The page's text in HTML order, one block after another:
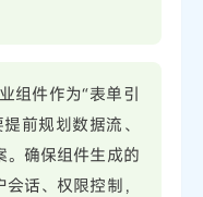
组件作为“表单引
前规划数据流、
。确保组件生成的
话、权限控制，